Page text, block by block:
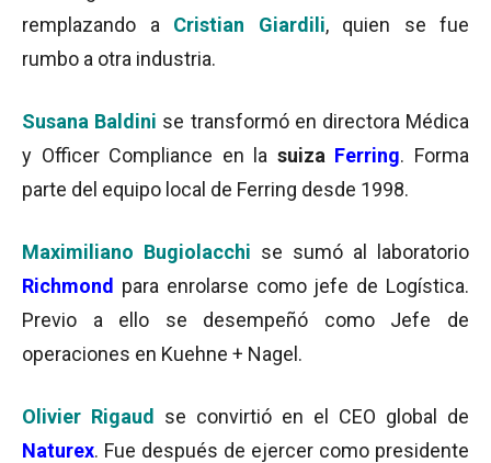
remplazando a Cristian Giardili, quien se fue
rumbo a otra industria.
Susana Baldini se transformó en directora Médica
y Officer Compliance en la suiza Ferring. Forma
parte del equipo local de Ferring desde 1998.
Maximiliano Bugiolacchi se sumó al laboratorio
Richmond para enrolarse como jefe de Logística.
Previo a ello se desempeñó como Jefe de
operaciones en Kuehne + Nagel.
Olivier Rigaud
se convirtió en el CEO global de
Naturex. Fue después de ejercer como presidente